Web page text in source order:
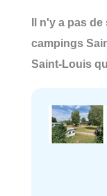
Il n'y a pas
campings
Saint-Louis